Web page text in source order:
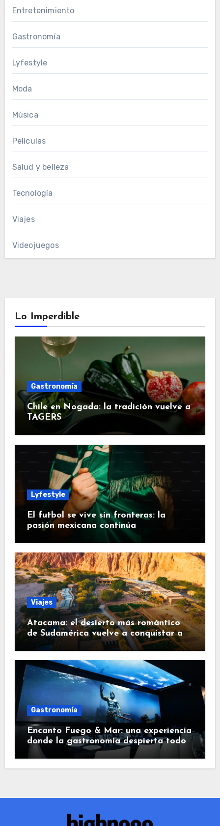
Entretenimiento
Gastronomía
Lyfestyle
Moda
Música
Películas
Salud y belleza
Tecnología
Viajes
Videojuegos
Lo Imperdible
Gastronomía
Chile en Nogada: la tradición vuelve a
TAGERS
Lyfestyle
El futbol se vive sin fronteras: la
pasión mexicana continúa
Viajes
Atacama: el desierto más romántico
de Sudamérica vuelve a conquistar a
los viajeros
Gastronomía
Encanto Fuego & Mar: una experiencia
donde la gastronomía despierta todos
los sentidos